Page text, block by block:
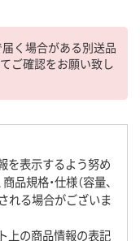
く場合がある別送品
ご確認をお願い致し
を表示するよう努め
規格・仕様（容量、
れる場合がございま
上の商品情報の表記